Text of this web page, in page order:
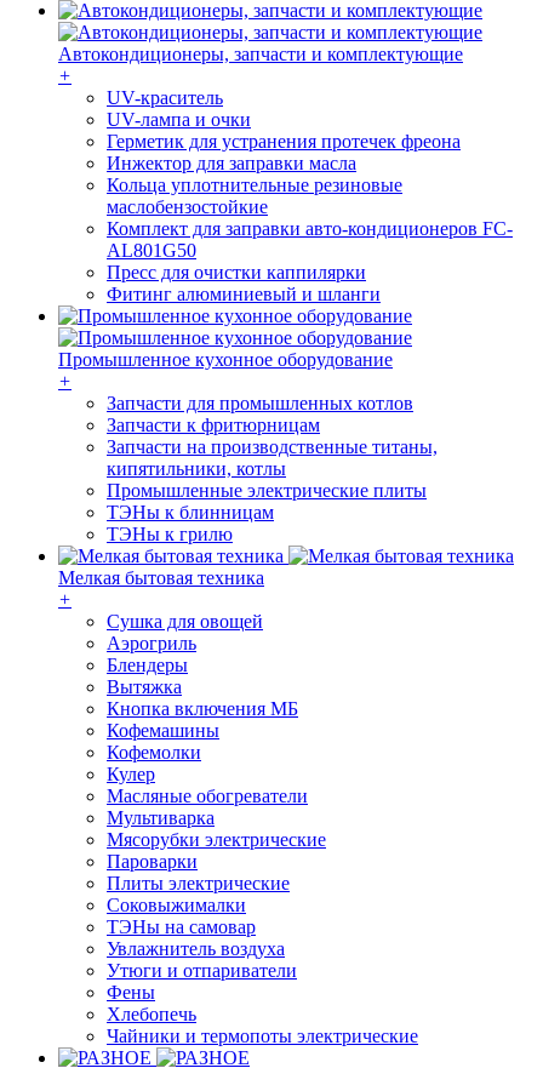
Автокондиционеры, запчасти и комплектующие
+
UV-краситель
UV-лампа и очки
Герметик для устранения протечек фреона
Инжектор для заправки масла
Кольца уплотнительные резиновые
маслобензостойкие
Комплект для заправки авто-кондиционеров FC-
AL801G50
Пресс для очистки каппилярки
Фитинг алюминиевый и шланги
Промышленное кухонное оборудование
+
Запчасти для промышленных котлов
Запчасти к фритюрницам
Запчасти на производственные титаны,
кипятильники, котлы
Промышленные электрические плиты
ТЭНы к блинницам
ТЭНы к грилю
Мелкая бытовая техника
+
Cушка для овощей
Аэрогриль
Блендеры
Вытяжка
Кнопка включения МБ
Кофемашины
Кофемолки
Кулер
Масляные обогреватели
Мультиварка
Мясорубки электрические
Пароварки
Плиты электрические
Соковыжималки
ТЭНы на самовар
Увлажнитель воздуха
Утюги и отпариватели
Фены
Хлебопечь
Чайники и термопоты электрические